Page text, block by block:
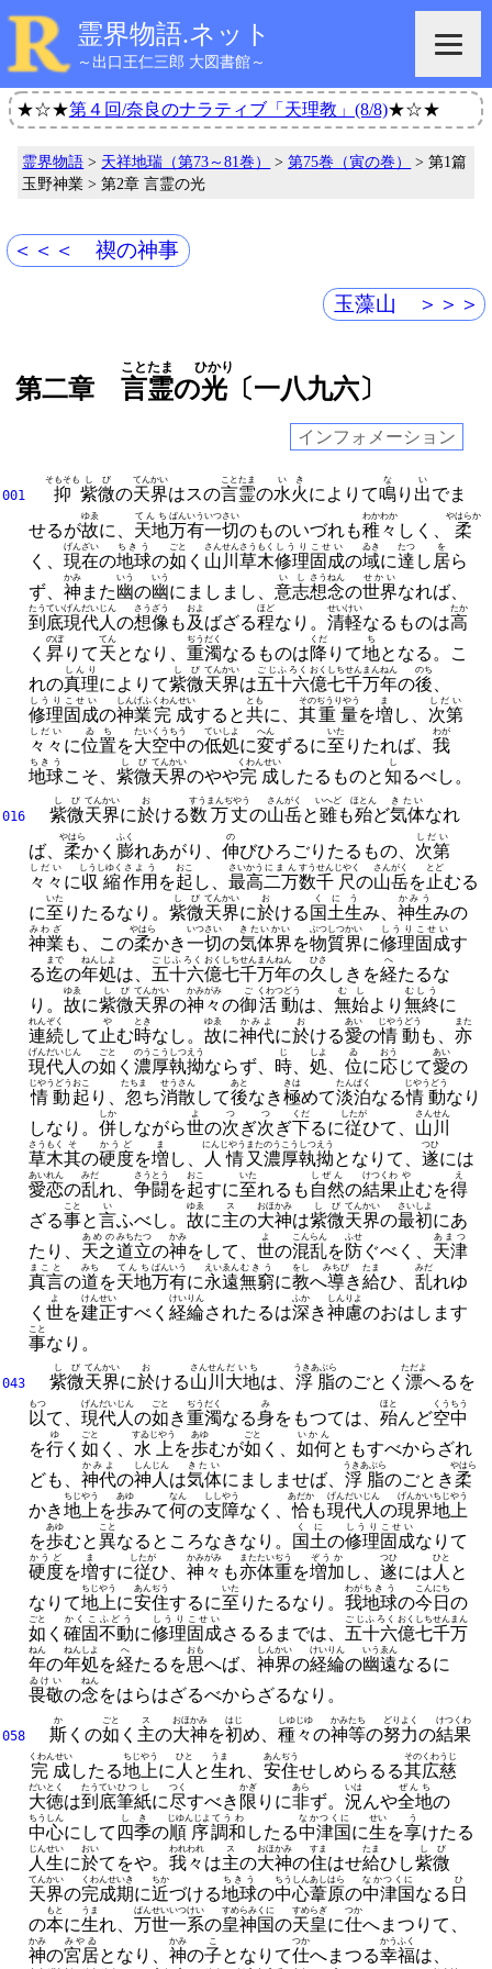
霊界物語.ネット
～出口王仁三郎 大図書館～
★☆★第４回/奈良のナラティブ「天理教」(8/8)★☆★
霊界物語 > 天祥地瑞（第73～81巻） >第75巻（寅の巻）
> 第1篇
玉野神業 > 第2章 言霊の光
＜＜＜ 禊の神事
玉藻山 ＞＞＞
第二章 言霊
ことたま
の光
ひかり
〔一八九六〕
インフォメーション
001 抑
そもそも
紫微
しび
の天界
てんかい
はスの言霊
ことたま
の水火
いき
によりて鳴
な
り 出
い
でま
せるが故
ゆゑ
に、 天地
てんち
万有
ばんいう
一切
いつさい
のものいづれも稚々
わかわか
しく、 柔
やはらか
く、 現在
げんざい
の地球
ちきう
の如
ごと
く 山川
さんせん
草木
さうもく
修理
しうり
固成
こせい
の域
ゐき
に達
たつ
し 居
を
ら
ず、 神
かみ
また幽
いう
の幽
いう
にましまし、 意志
いし
想念
さうねん
の世界
せかい
なれば、
到底
たうてい
現代人
げんだいじん
の想像
さうざう
も 及
およ
ばざる程
ほど
なり。 清軽
せいけい
なるものは高
たか
く 昇
のぼ
りて天
てん
となり、 重濁
ぢうだく
なるものは降
くだ
りて地
ち
となる。
こ
れの真理
しんり
によりて紫微
しび
天界
てんかい
は五十六
ごじふろく
億
おく
七千万
しちせんまん
年
ねん
の後
のち
修理
しうり
固成
こせい
の神業
しんげふ
完成
くわんせい
すると共
とも
に、 其
その
重量
ぢうりやう
を増
ま
し、 次第
しだい
々々
しだい
に位置
ゐち
を大空中
たいくうちう
の低処
ていしよ
に変
へん
ずるに至
いた
りたれば、 我
わが
地球
ちきう
こそ、 紫微
しび
天界
てんかい
のやや完成
くわんせい
したるものと知
し
るべし。
016 紫微
しび
天界
てんかい
に於
お
ける数万丈
すうまんぢやう
の山岳
さんがく
と雖
いへど
も殆
ほとん
ど気体
きたい
なれ
ば、 柔
やはら
かく 膨
ふく
れあがり、 伸
の
びひろごりたるもの、 次第
しだい
々々
しだい
に収縮
しうしゆく
作用
さよう
を起
おこ
し、 最高
さいかう
二万
にまん
数千
すうせん
尺
じやく
の山岳
さんがく
を 止
とど
むる
に至
いた
りたるなり。 紫微
しび
天界
てんかい
に於
お
ける 国土生
くにう
み、 神生
かみう
みの
神業
みわざ
も、 この柔
やはら
かき一切
いつさい
の気体界
きたいかい
を物質界
ぶつしつかい
に修理
しうり
固成
こせい
す
る迄
まで
の年処
ねんしよ
は、 五十六
ごじふろく
億
おく
七千万
しちせんまん
年
ねん
の久
ひさ
しきを経
へ
たるな
り。 故
ゆゑ
に紫微
しび
天界
てんかい
の神々
かみがみ
の御
ご
活動
くわつどう
は、 無始
むし
より 無終
むしう
に
連続
れんぞく
して 止
や
む時
とき
なし。 故
ゆゑ
に神代
かみよ
に於
お
ける愛
あい
の情動
じやうどう
も、 亦
また
現代人
げんだいじん
の如
ごと
く 濃厚
のうこう
執拗
しつえう
ならず、 時
じ
、 処
しよ
、 位
ゐ
に応
おう
じて愛
あい
の
情動
じやうどう
起
おこ
り、 忽
たちま
ち消散
せうさん
して後
あと
なき極
きは
めて淡泊
たんぱく
なる情動
じやうどう
なり
しなり。 併
しか
しながら世
よ
の次
つ
ぎ次
つ
ぎ下
くだ
るに従
したが
ひて、 山川
さんせん
草木
さうもく
其
そ
の硬度
かうど
を増
ま
し、 人情
にんじやう
又
また
濃厚
のうこう
執拗
しつえう
となりて、 遂
つひ
には
愛恋
あいれん
の乱
みだ
れ、 争闘
さうとう
を起
おこ
すに至
いた
れるも 自然
しぜん
の結果
けつくわ
止
や
むを得
え
ざる事
こと
と言
い
ふべし。 故
ゆゑ
に主
ス
の大神
おほかみ
は紫微
しび
天界
てんかい
の最初
さいしよ
にあ
たり、 天之
あめの
道立
みちたつ
の神
かみ
をして、 世
よ
の混乱
こんらん
を防
ふせ
ぐべく、 天津
あまつ
真言
まこと
の道
みち
を天地
てんち
万有
ばんいう
に永遠
えいゑん
無窮
むきう
に教
をし
へ導
みちび
き給
たま
ひ、 乱
みだ
れゆ
く 世
よ
を建正
けんせい
すべく 経綸
けいりん
されたるは深
ふか
き神慮
しんりよ
のおはします
事
こと
なり。
043 紫微
しび
天界
てんかい
に於
お
ける山川
さんせん
大地
だいち
は、浮脂
うきあぶら
のごとく漂
ただよ
へるを
以
もつ
て、 現代人
げんだいじん
の如
ごと
き重濁
ぢうだく
なる身
み
をもつては、 殆
ほと
んど空中
くうちう
を行
ゆ
く 如
ごと
く、 水上
すゐじやう
を歩
あゆ
むが如
ごと
く、 如何
いかん
ともすべからざれ
ども、 神代
かみよ
の神人
しんじん
は気体
きたい
にましませば、 浮脂
うきあぶら
のごとき柔
やはら
かき地上
ちじやう
を歩
あゆ
みて何
なん
の支障
ししやう
なく、恰
あだか
も現代人
げんだいじん
の現界
げんかい
地上
ちじやう
を歩
あゆ
むと異
こと
なるところなきなり。 国土
くに
の修理
しうり
固成
こせい
なりて
硬度
かうど
を増
ま
すに従
したが
ひ、 神々
かみがみ
も亦
また
体重
たいぢう
を増加
ぞうか
し、 遂
つひ
には人
ひと
と
なりて地上
ちじやう
に安住
あんぢう
するに至
いた
りたるなり。 我
わが
地球
ちきう
の今日
こんにち
の
如
ごと
く 確固
かくこ
不動
ふどう
に修理
しうり
固成
こせい
さるるまでは、 五十六
ごじふろく
億
おく
七千万
しちせんまん
年
ねん
の年処
ねんしよ
を経
へ
たるを思
おも
へば、 神界
しんかい
の経綸
けいりん
の幽遠
いうゑん
なるに
畏敬
ゐけい
の念
ねん
をはらはざるべからざるなり。
058 斯
か
くの如
ごと
く 主
ス
の大神
おほかみ
を初
はじ
め、種々
しゆじゆ
の神
かみ
等
たち
の努力
どりよく
の結果
けつくわ
完成
くわんせい
したる地上
ちじやう
に 人
ひと
と生
うま
れ、 安住
あんぢう
せしめらるる其
その
広慈
くわうじ
大徳
だいとく
は到底
たうてい
筆紙
ひつし
に尽
つく
すべき 限
かぎ
りに非
あら
ず。 況
いは
んや全地
ぜんち
の
中心
ちうしん
にして 四季
しき
の順序
じゆんじよ
調和
てうわ
したる中津国
なかつくに
に生
せい
を享
う
けたる
人生
じんせい
に於
おい
てをや。 我々
われわれ
は主
ス
の大神
おほかみ
の住
すま
はせ給
たま
ひし紫微
しび
天界
てんかい
の完成期
くわんせいき
に近
ちか
づける地球
ちきう
の中心
ちうしん
葦原
あしはら
の中津国
なかつくに
なる 日
ひ
の本
もと
に生
うま
れ、 万世
ばんせい
一系
いつけい
の皇神国
すめらみくに
の天皇
すめらぎ
に仕
つか
へまつりて、
神
かみ
の宮居
みやゐ
となり、 神
かみ
の子
こ
となりて仕
つか
へまつる幸福
かうふく
は、